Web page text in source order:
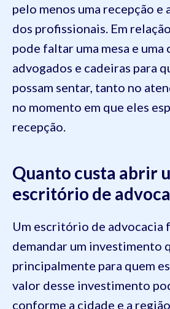
pelo menos uma recepção e
dos profissionais. Em
pode faltar uma mesa e uma
advogados e cadeiras para
possam sentar, tanto no
no momento em que eles
recepção.
Quanto custa abrir
escritório de
Um escritório de advocacia
demandar um investimento
principalmente para quem
valor desse investimento
conforme a cidade e a